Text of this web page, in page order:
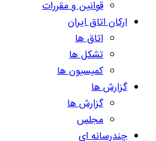
قوانین و مقررات
ارکان اتاق ایران
اتاق ها
تشکل ها
کمیسیون ها
گزارش ها
گزارش ها
مجلس
چندرسانه ای